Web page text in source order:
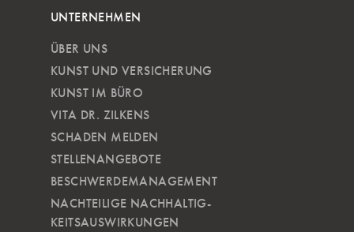
UNTERNEHMEN
ÜBER UNS
KUNST UND VERSICHERUNG
KUNST IM BÜRO
VITA DR. ZILKENS
SCHADEN MELDEN
STELLENANGEBOTE
BESCHWERDEMANAGEMENT
NACHTEILIGE NACH­HALTIG­
KEITSAUSWIRKUNGEN